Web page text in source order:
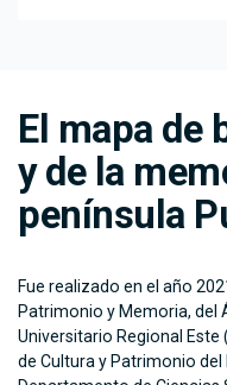
El mapa de
y de la
península
Fue realizado en el año
Patrimonio y Memoria, del
Universitario Regional Este
de Cultura y Patrimonio del